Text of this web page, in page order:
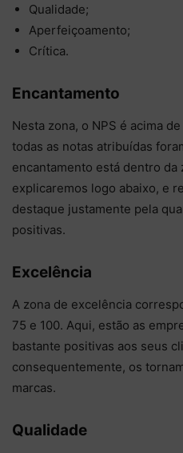
Qualidade;
Aperfeiçoamento;
Crítica.
Encantamento
Nesta zona, o NPS é acima
todas as notas atribuídas
encantamento está dentro da
explicaremos logo abaixo, e
destaque justamente pela
positivas.
Excelência
A zona de excelência
75 e 100. Aqui, estão as
bastante positivas aos seus
consequentemente, os
marcas.
Qualidade